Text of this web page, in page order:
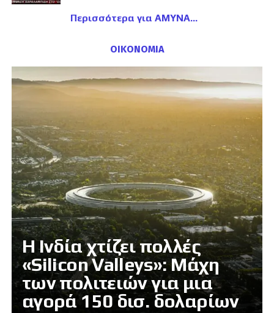
Περισσότερα για ΑΜΥΝΑ
ΟΙΚΟΝΟΜΙΑ
Η Ινδία χτίζει πολλές
«Silicon Valleys»: Μάχη
των πολιτειών για μια
αγορά 150 δισ. δολαρίων